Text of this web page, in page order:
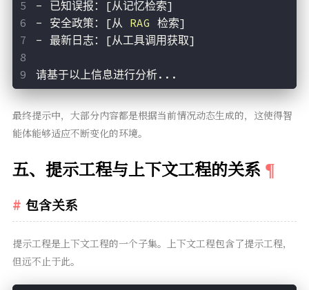
- 已知误报：[从记忆检索]
- 安全政策：[从 RAG 检索]
- 最新日志：[从工具调用获取]
请基于以上信息进行分析...
最终提示中，大部分内容都是根据当前情况动态生成的，这使得智
能体能够适应不断变化的环境。
五、提示工程与上下文工程的关系
包含关系
提示工程是上下文工程的一个子集。上下文工程包含了提示工程，
但远不止于此。